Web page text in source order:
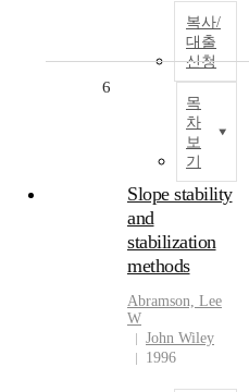
복사/
대출
신청
목
차
보
기
6
Slope stability
and
stabilization
methods
Abramson, Lee
W
John Wiley
1996